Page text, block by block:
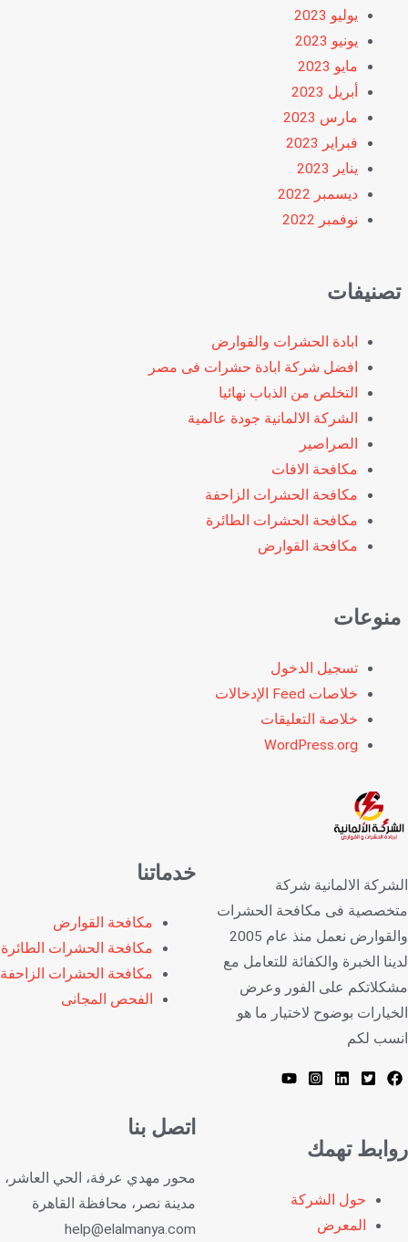
يوليو 2023
يونيو 2023
مايو 2023
أبريل 2023
مارس 2023
فبراير 2023
يناير 2023
ديسمبر 2022
نوفمبر 2022
تصنيفات
ابادة الحشرات والقوارض
افضل شركة ابادة حشرات فى مصر
التخلص من الذباب نهائيا
الشركة الالمانية جودة عالمية
الصراصير
مكافحة الافات
مكافحة الحشرات الزاحفة
مكافحة الحشرات الطائرة
مكافحة القوارض
منوعات
تسجيل الدخول
خلاصات Feed الإدخالات
خلاصة التعليقات
WordPress.org
الشركة الالمانية شركة
متخصصية فى مكافحة الحشرات
والقوارض نعمل منذ عام 2005
لدينا الخبرة والكفائة للتعامل مع
مشكلاتكم على الفور وعرض
الخيارات بوضوح لاختيار ما هو
انسب لكم
خدماتنا
مكافحة القوارض
مكافحة الحشرات الطائرة
مكافحة الحشرات الزاحفة
الفحص المجانى
روابط تهمك
حول الشركة
المعرض
اتصل بنا
محور مهدي عرفة، الحي العاشر،
مدينة نصر، محافظة القاهرة‬
help@elalmanya.com